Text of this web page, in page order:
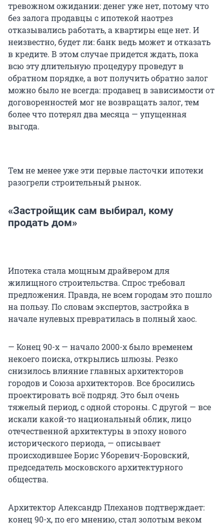
тревожном ожидании: денег уже нет, потому что
без залога продавцы с ипотекой наотрез
отказывались работать, а квартиры еще нет. И
неизвестно, будет ли: банк ведь может и отказать
в кредите. В этом случае придется ждать, пока
всю эту длительную процедуру проведут в
обратном порядке, а вот получить обратно залог
можно было не всегда: продавец в зависимости от
договоренностей мог не возвращать залог, тем
более что потерял два месяца — упущенная
выгода.
Тем не менее уже эти первые ласточки ипотеки
разогрели строительный рынок.
«Застройщик сам выбирал, кому
продать дом»
Ипотека стала мощным драйвером для
жилищного строительства. Спрос требовал
предложения. Правда, не всем городам это пошло
на пользу. По словам экспертов, застройка в
начале нулевых превратилась в полный хаос.
— Конец 90-х — начало 2000-х было временем
некоего поиска, открылись шлюзы. Резко
снизилось влияние главных архитекторов
городов и Союза архитекторов. Все бросились
проектировать всё подряд. Это был очень
тяжелый период, с одной стороны. С другой — все
искали какой-то национальный облик, лицо
отечественной архитектуры в эпоху нового
исторического периода, — описывает
происходившее Борис Уборевич-Боровский,
председатель московского архитектурного
общества.
Архитектор Александр Плеханов подтверждает:
конец 90-х, по его мнению, стал золотым веком